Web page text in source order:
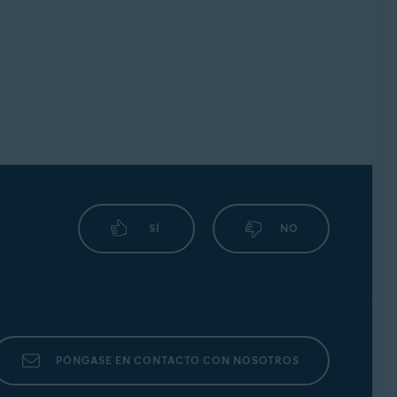
SÍ NO
PÓNGASE EN CONTACTO CON NOSOTROS